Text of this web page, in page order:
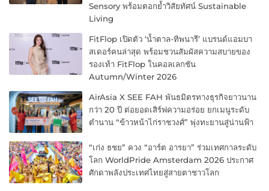
Sensory พร้อมตอกย้ำวิสัยทัศน์ Sustainable
Living
FitFlop เปิดตัว ‘น้ำตาล-ทิพนารี’ แบรนด์แอมบา
สเดอร์คนล่าสุด พร้อมชวนสัมผัสความสบายของ
รองเท้า FitFlop ในคอลเลกชัน
Autumn/Winter 2026
AirAsia X SEE FAH พันธมิตรทางธุรกิจยาวนาน
กว่า 20 ปี ต่อยอดเสิร์ฟความอร่อย ยกเมนูระดับ
ตำนาน “ข้าวหน้าไก่ราชวงศ์” พุ่งทะยานสู่น่านฟ้า
“เก่ง ธชย” ควง “อาร์ต อารยา” ร่วมเทศกาลระดับ
โลก WorldPride Amsterdam 2026 ประกาศ
ศักดาพลังประเทศไทยสู่สายตาชาวโลก